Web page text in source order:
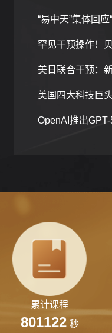
“易中天”集体回
美国四大科技巨
OpenAI推出
累计课程
801122 秒
提供专业财经课程
管理等领域。